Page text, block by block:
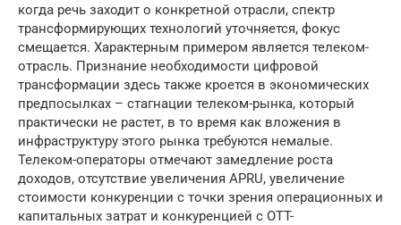
когда речь заходит о конкретной отрасли, спектр
трансформирующих технологий уточняется, фокус
смещается. Характерным примером является телеком-
отрасль. Признание необходимости цифровой
трансформации здесь также кроется в экономических
предпосылках – стагнации телеком-рынка, который
практически не растет, в то время как вложения в
инфраструктуру этого рынка требуются немалые.
Телеком-операторы отмечают замедление роста
доходов, отсутствие увеличения APRU, увеличение
стоимости конкуренции с точки зрения операционных и
капитальных затрат и конкуренцией с OTT-